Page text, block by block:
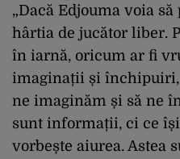
„Dacă Edjouma voia
hârtia de jucător liber.
în iarnă, oricum ar fi
imaginații și închipuiri,
ne imaginăm și să ne
sunt informații, ci ce
vorbește aiurea. Astea